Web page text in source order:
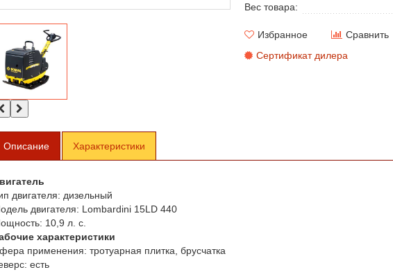
Вес товара:
Избранное Сравнить
Сертификат дилера
Описание Характеристики
двигателя: дизельный
двигателя: Lombardini 15LD 440
10,9 л. с.
характеристики
применения: тротуарная плитка, брусчатка
есть